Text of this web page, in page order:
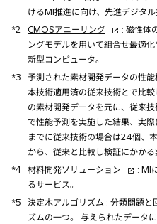
けるMI推進に向け、先進デジタ
*2 CMOSアニーリング新
し
タ
ブ
で
開
く
: 磁性体
ングモデルを用いて組合せ最適
新型コンピュータ。
*3
予測された素材開発データの性
本技術適用済の従来技術とで比
の素材開発データを元に、従来
で性能予測を実施した結果、実
までに従来技術の場合は24個、
から、従来と比較し検証にかか
*4 材料開発ソリューション 新
い
タ
: MI
るサービス。
*5
決定木アルゴリズム : 分類問題
ズムの一つ。 与えられたデータ